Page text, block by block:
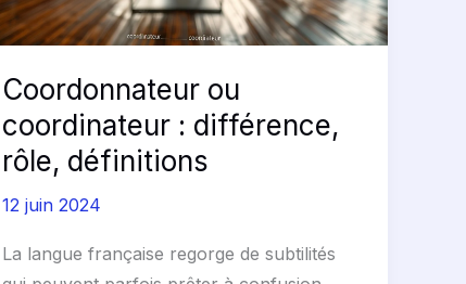
Coordonnateur ou
coordinateur : différence,
rôle, définitions
12 juin 2024
La langue française regorge de subtilités
définitions